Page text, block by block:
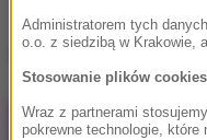
Inne teledyski
Administratorem tych
o.o. z siedzibą w Krakowie,
Stosowanie plików
Wraz z partnerami
pokrewne technologie, które